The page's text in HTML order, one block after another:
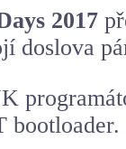
2017
doslova
bootloader.